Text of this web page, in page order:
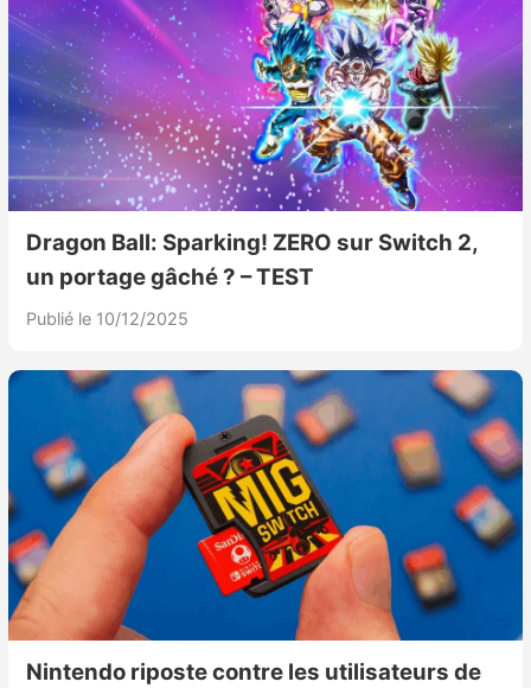
Dragon Ball: Sparking! ZERO sur Switch 2,
un portage gâché ? – TEST
Publié le 10/12/2025
Nintendo riposte contre les utilisateurs de